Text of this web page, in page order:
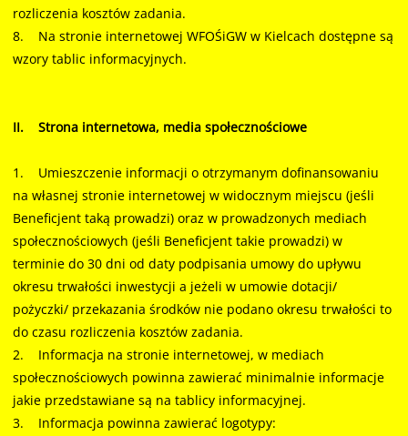
rozliczenia kosztów zadania.
8. Na stronie internetowej WFOŚiGW w Kielcach dostępne są
wzory tablic informacyjnych.
II. Strona internetowa, media społecznościowe
1. Umieszczenie informacji o otrzymanym dofinansowaniu
na własnej stronie internetowej w widocznym miejscu (jeśli
Beneficjent taką prowadzi) oraz w prowadzonych mediach
społecznościowych (jeśli Beneficjent takie prowadzi) w
terminie do 30 dni od daty podpisania umowy do upływu
okresu trwałości inwestycji a jeżeli w umowie dotacji/
pożyczki/ przekazania środków nie podano okresu trwałości to
do czasu rozliczenia kosztów zadania.
2. Informacja na stronie internetowej, w mediach
społecznościowych powinna zawierać minimalnie informacje
jakie przedstawiane są na tablicy informacyjnej.
3. Informacja powinna zawierać logotypy: